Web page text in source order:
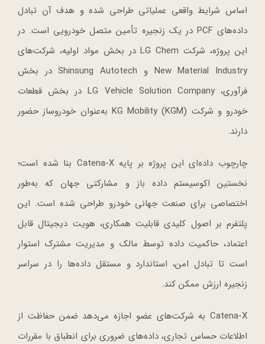
اساس شرایط واقعی عملیاتی طراحی شده و هدف آن تبادل
داده‌های PCF در یک زنجیره تأمین متصل خودرویی است. در
این پروژه، شرکت LG Chem در بخش مواد اولیه، شرکت‌های
New Material Industry و Shinsung Autotech در بخش
فرآوری، LG Vehicle Solution Company در بخش قطعات
خودرو و شرکت KG Mobility (KGM) به‌عنوان خودروساز حضور
دارند.
چارچوب داده‌ای این پروژه بر پایه Catena-X بنا شده است؛
نخستین اکوسیستم داده باز و مشارکتی جهان که به‌طور
اختصاصی برای صنعت جهانی خودرو طراحی شده است. این
پلتفرم بر اصول کلیدی قابلیت همکاری، هویت دیجیتال قابل
اعتماد، حاکمیت داده توسط مالک و مدیریت مشترک استوار
است تا تبادل امن، استاندارد و مستقل داده‌ها را در سراسر
زنجیره ارزش ممکن کند.
Catena-X به شرکت‌های عضو اجازه می‌دهد ضمن حفاظت از
اطلاعات حساس تجاری، داده‌های ضروری برای انطباق با مقررات